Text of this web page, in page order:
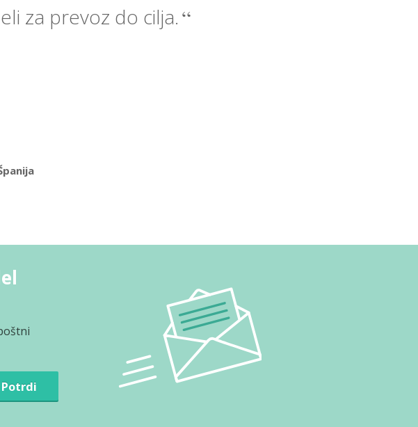
za prevoz do cilja.
Potrdi